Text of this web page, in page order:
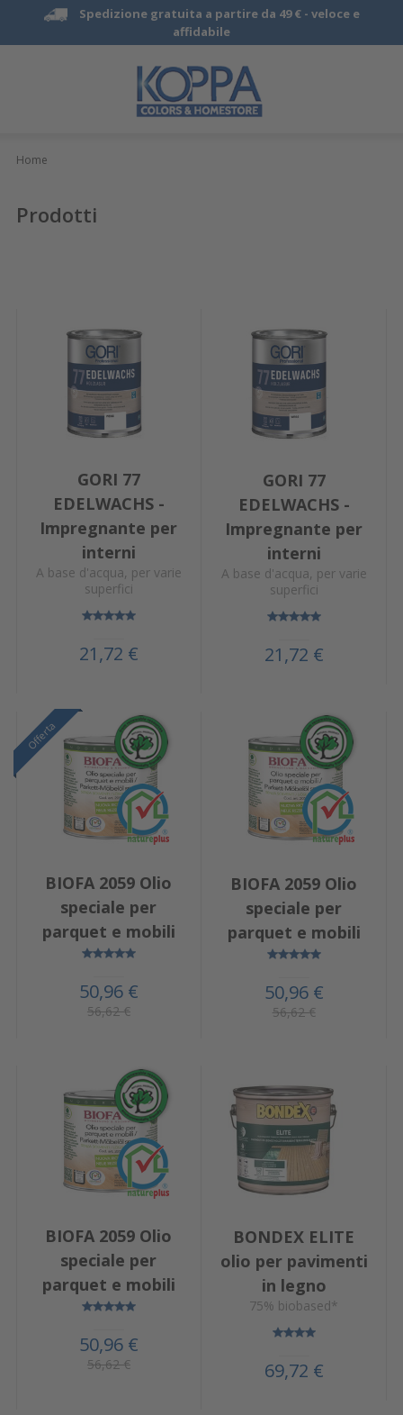
Spedizione gratuita a partire da 49 € - veloce e
affidabile
Home
Prodotti
GORI 77
EDELWACHS -
Impregnante per
interni
A base d'acqua, per varie
superfici
21,72 €
GORI 77
EDELWACHS -
Impregnante per
interni
A base d'acqua, per varie
superfici
21,72 €
Offerta
Offerta
Offerta
BIOFA 2059 Olio
speciale per
parquet e mobili
50,96 €
56,62 €
BIOFA 2059 Olio
speciale per
parquet e mobili
50,96 €
56,62 €
BIOFA 2059 Olio
speciale per
parquet e mobili
50,96 €
56,62 €
BONDEX ELITE
olio per pavimenti
in legno
75% biobased*
69,72 €